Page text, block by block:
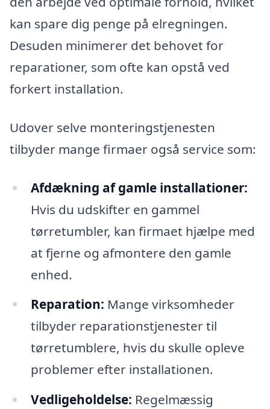
kan spare dig penge på elregningen.
Desuden minimerer det behovet for
reparationer, som ofte kan opstå ved
forkert installation.
Udover selve monteringstjenesten
tilbyder mange firmaer også service som:
Afdækning af gamle installationer:
Hvis du udskifter en gammel
tørretumbler, kan firmaet hjælpe med
at fjerne og afmontere den gamle
enhed.
Reparation: Mange virksomheder
tilbyder reparationstjenester til
tørretumblere, hvis du skulle opleve
problemer efter installationen.
Vedligeholdelse: Regelmæssig